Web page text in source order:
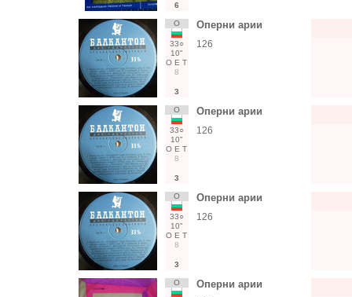
6
О
33○
10"
О Е Т
8
3
Оперни арии
126
О
33○
10"
О Е Т
8
3
Оперни арии
126
О
33○
10"
О Е Т
8
3
Оперни арии
126
О Оперни арии